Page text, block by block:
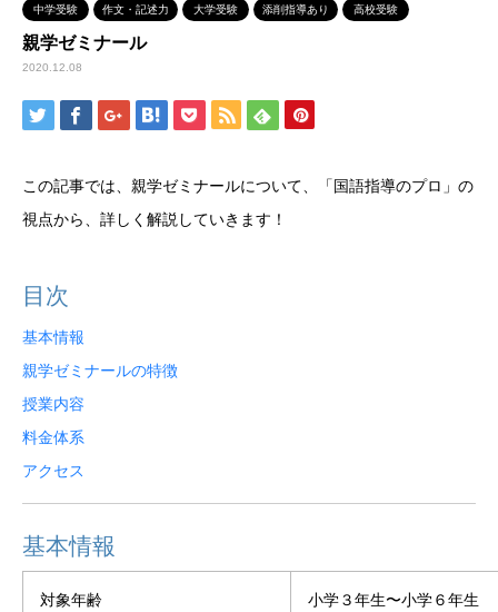
中学受験 作文・記述力 大学受験 添削指導あり 高校受験
親学ゼミナール
2020.12.08
この記事では、親学ゼミナールについて、「国語指導のプロ」の
視点から、詳しく解説していきます！
目次
基本情報
親学ゼミナールの特徴
授業内容
料金体系
アクセス
基本情報
対象年齢
小学３年生〜小学６年生